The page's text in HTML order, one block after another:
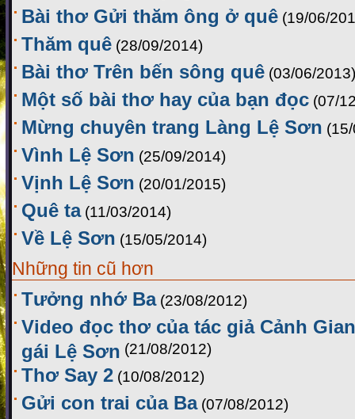
Bài thơ Gửi thăm ông ở quê (19/06/
Thăm quê (28/09/2014)
Bài thơ Trên bến sông quê (03/06/2013)
Một số bài thơ hay của bạn đọc (07/
Mừng chuyên trang Làng Lệ Sơn
Vình Lệ Sơn (25/09/2014)
Vịnh Lệ Sơn (20/01/2015)
Quê ta (11/03/2014)
Về Lệ Sơn (15/05/2014)
Những tin cũ hơn
Tưởng nhớ Ba (23/08/2012)
Video đọc thơ của tác giả Cảnh
gái Lệ Sơn (21/08/2012)
Thơ Say 2 (10/08/2012)
Gửi con trai của Ba (07/08/2012)